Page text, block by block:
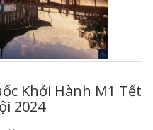
Khởi Hành M1 Tết
2024